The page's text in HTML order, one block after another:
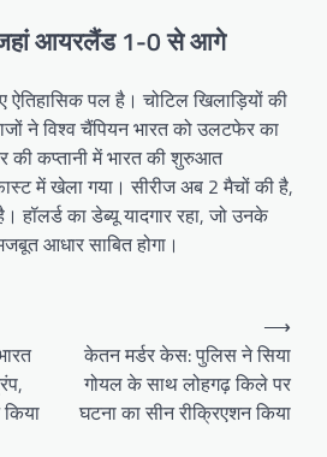
जहां आयरलैंड 1-0 से आगे
पल है। चोटिल खिलाड़ियों की
ने विश्व चैंपियन भारत को उलटफेर का
की कप्तानी में भारत की शुरुआत
में खेला गया। सीरीज अब 2 मैचों की है,
का डेब्यू यादगार रहा, जो उनके
आधार साबित होगा।
किया
केतन मर्डर केस: पुलिस ने सिया
गोयल के साथ लोहगढ़ किले पर
घटना का सीन रीक्रिएशन किया
⟶